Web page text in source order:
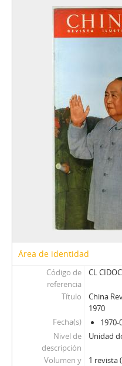
14 - China
CV - Chile vencerá:
C - Contrapunto.
CEP - Cuadernos
DyT - Diálogo y
Di - Dinacos
E - Ercilla
ER - El Rebelde del
EV - Eva
H - Hoy (Magazine)
LG - La Gironda
LPa - La Patria
LP - La Prensa
M - Margarita
M - Mayoría
NCh - Nosotros
OFNPL - Órgano
P - Paloma
Pag - Páginas:
PEC - Política.
PP - Pluma y Pincel
PM - Pacífico
QP - Qué Pasa
Área de identidad
Código de
referencia
CL
Título
China
1970
Fecha(s)
1970-
Nivel de
descripción
Unidad
Volumen y
1 revista